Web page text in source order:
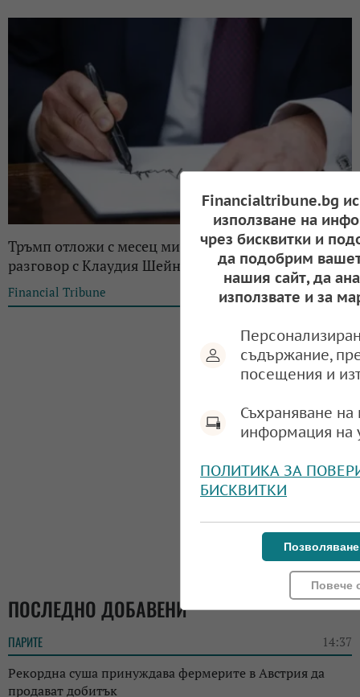
Тръмп отложи с месец митата за Мексико, след
разговор с Клаудия Шейнбаум
Financial Tribune 18:35, 03.02.2025
ПОСЛЕДНО ДОБАВЕНИ
ПАРИТЕ 14:37
Рекордна суша принуждава фермерите в Австрия да
продават добитък
Financialtribune.bg
използване на
чрез бисквитки и
да подобрим
нашия сайт, да
използвате и за
съдържание,
посещения и
Съхраняване
информация на
ПОЛИТИКА ЗА
БИСКВИТКИ
Повече